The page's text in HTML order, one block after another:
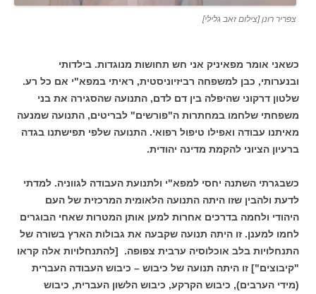
צפריר רונן [צילום זאב גלילי]
כשאני אומר מפאיניק אני חש תחושות מנוגדות. בילדותי
ובנערותי, כבן למשפחה רביזיוניסטית, ראיתי במפא"י אם כל רע.
שלטון דרקוני שהיפלה בין דם לדם, התנועה שהסגירה את בני
משפחתי שלחמו במחתרות ה"פורשים" לבריטים, התנועה שמנעה
מאיתנו עבודה ואפילו טיפול רפואי. התנועה שלפי תפישתנו בגדה
ברעיון הציוני להקמת מדינה יהודית.
כשבגרתי השתנה יחסי למפא"י ולתנועת העבודה לגווניה. למדתי
לדעת ולהבין שזו היתה התנועה הלאומית המרכזית של העם
היהודי ולחמה בדרכים אחרות למען אותן המטרות שאחי הבוגרים
לחמו למענן. זו היתה תנועה שקבעה את גבולות הארץ בשורה של
התנחלויות בלב אוכלוסיה ערבית צפופה. [להתנחלויות אלה קראו
"קיבוצים"] זו היתה תנועה של כיבוש – כיבוש העבודה העברית
(מידי הערבים), כיבוש הקרקע, כיבוש הלשון העברית, כיבוש